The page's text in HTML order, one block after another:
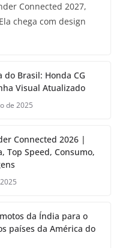
Connected 2027,
chega com design
do Brasil: Honda CG
Visual Atualizado
de 2025
Connected 2026 |
Top Speed, Consumo,
da Índia para o
países da América do